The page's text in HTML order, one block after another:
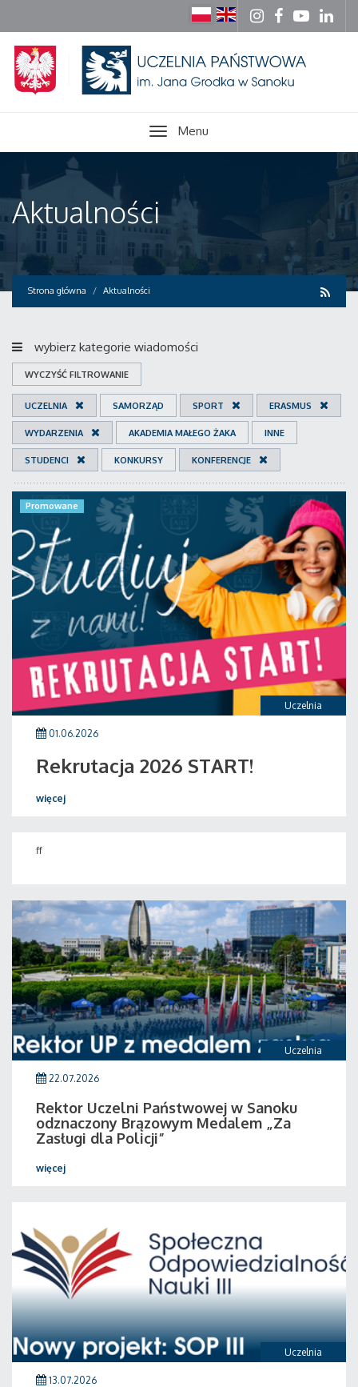
Menu
Aktualności
Strona główna Aktualności
wybierz kategorie wiadomości
WYCZYŚĆ FILTROWANIE
UCZELNIA SAMORZĄD SPORT ERASMUS
WYDARZENIA AKADEMIA MAŁEGO ŻAKA INNE
STUDENCI KONKURSY KONFERENCJE
Uczelnia
Promowane
01.06.2026
Rekrutacja 2026 START!
więcej
ff
Uczelnia
22.07.2026
Rektor Uczelni Państwowej w Sanoku
odznaczony Brązowym Medalem „Za
Zasługi dla Policji”
więcej
Uczelnia
13.07.2026